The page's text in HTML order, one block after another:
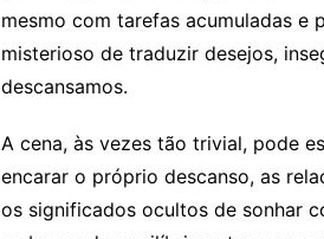
mesmo com tarefas acumuladas e
misterioso de traduzir desejos,
descansamos.
A cena, às vezes tão trivial, pode
encarar o próprio descanso, as
os significados ocultos de sonhar